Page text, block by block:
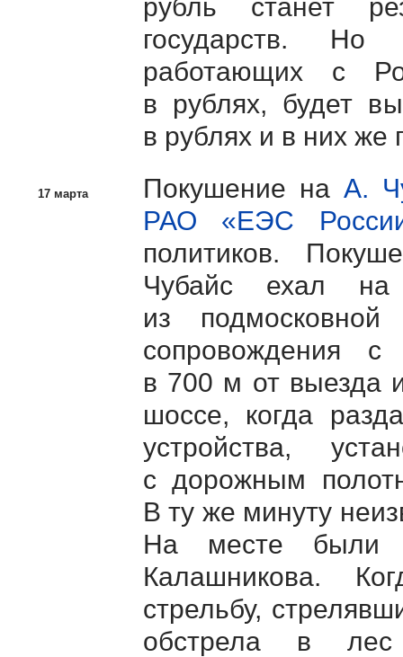
рубль станет
государств. Но
работающих с
в рублях, будет
в рублях и в них же
17 марта Покушение наА.
РАО «ЕЭС
политиков.
Чубайс ехал
из
сопровождения с
в 700 м от выезда
шоссе, когда
устройства,
с дорожным
В ту же минуту
На месте были
Калашникова.
стрельбу,
обстрела в лес